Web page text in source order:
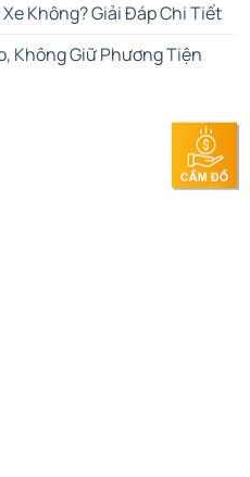
Không? Giải Đáp Chi Tiết
Không Giữ Phương Tiện